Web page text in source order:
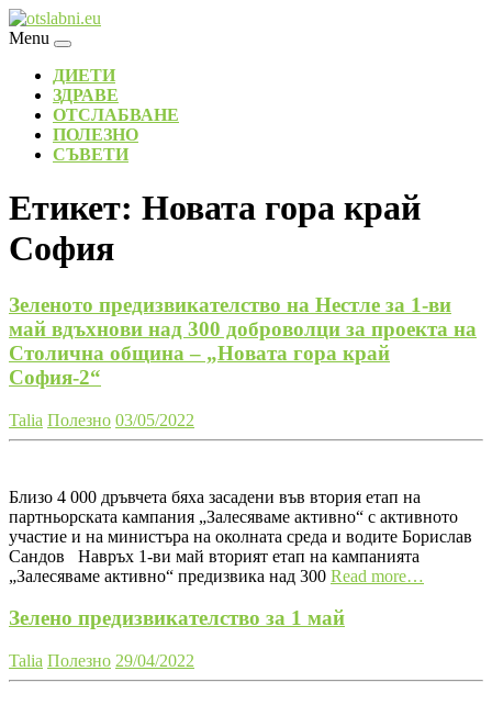
Skip
to
Menu
ДИЕТИ
ЗДРАВЕ
ОТСЛАБВАНЕ
ПОЛЕЗНО
СЪВЕТИ
Етикет: Новата гора край
София
Зеленото предизвикателство на Нестле за 1-ви
май вдъхнови над 300 доброволци за проекта на
Столична община – „Новата гора край
София-2“
Talia Полезно 03/05/2022
Близо 4 000 дръвчета бяха засадени във втория етап на
партньорската кампания „Залесяваме активно“ с активното
участие и на министъра на околната среда и водите Борислав
Сандов Навръх 1-ви май вторият етап на кампанията
„Залесяваме активно“ предизвика над 300 Read more…
Зелено предизвикателство за 1 май
Talia Полезно 29/04/2022